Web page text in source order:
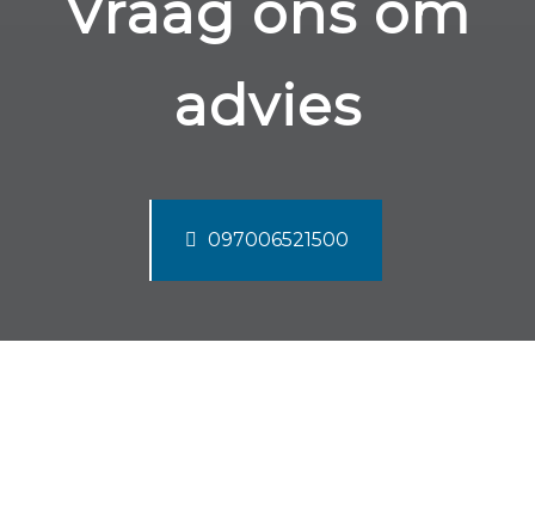
Vraag ons om
advies
097006521500